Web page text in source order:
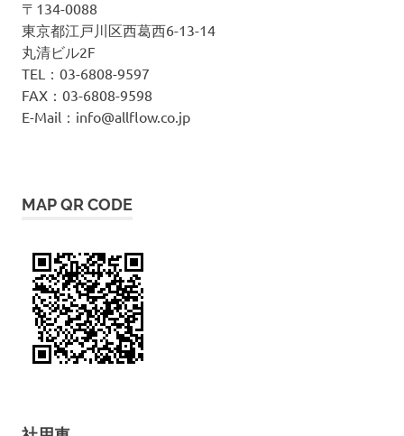
〒134-0088
東京都江戸川区西葛西6-13-14
丸清ビル2F
TEL：03-6808-9597
FAX：03-6808-9598
E-Mail：info@allflow.co.jp
MAP QR CODE